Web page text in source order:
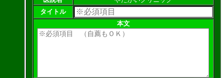
タイトル
本文